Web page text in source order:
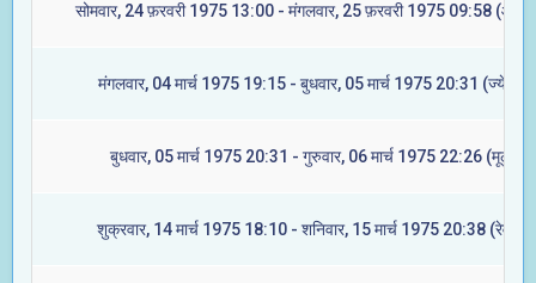
सोमवार, 24 फ़रवरी 1975 13:00 - मंगलवार, 25 फ़रवरी 1975 09:58
मंगलवार, 04 मार्च 1975 19:15 - बुधवार, 05 मार्च 1975 20:31 (ज्येष्टा)
बुधवार, 05 मार्च 1975 20:31 - गुरुवार, 06 मार्च 1975 22:26 (मूल)
शुक्रवार, 14 मार्च 1975 18:10 - शनिवार, 15 मार्च 1975 20:38 (रेवती)